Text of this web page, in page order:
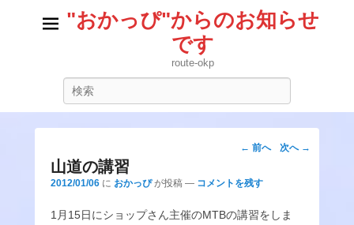
"おかっぴ"からのお知らせ
です
route-okp
投
ナ
ゲ
← 前へ 次へ →
山道の講習
2012/01/06 に おかっぴ が投稿 — コメントを残す
1月15日にショップさん主催のMTBの講習をしま